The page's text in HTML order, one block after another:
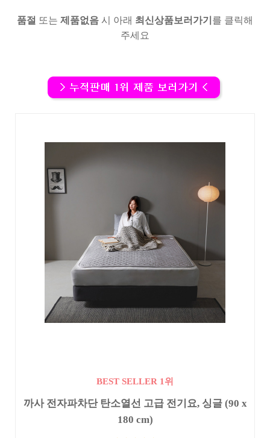
품절 또는 제품없음 시 아래 최신상품보러가기 를 클릭해
주세요
BEST SELLER 1위
까사 전자파차단 탄소열선 고급 전기요, 싱글 (90 x
180 cm)